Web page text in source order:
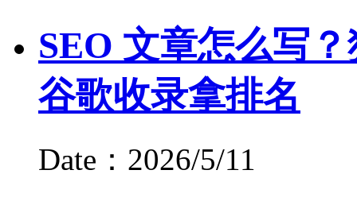
SEO 文章怎么写
谷歌收录拿排名
Date：2026/5/11